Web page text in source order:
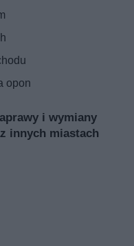
opon
i wymiany
innych miastach